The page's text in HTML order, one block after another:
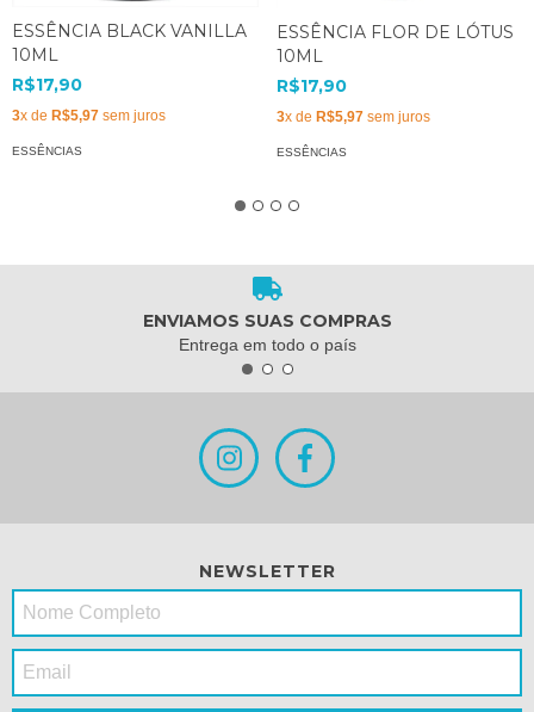
ESSÊNCIA BLACK VANILLA
10ML
R$17,90
3x de R$5,97 sem juros
ESSÊNCIAS
ESSÊNCIA FLOR DE LÓTUS
10ML
R$17,90
3x de R$5,97sem juros
ESSÊNCIAS
ENVIAMOS SUAS COMPRAS
Entrega em todo o país
NEWSLETTER